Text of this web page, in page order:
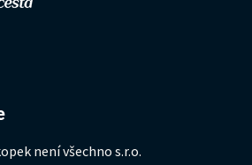
není všechno s.r.o.